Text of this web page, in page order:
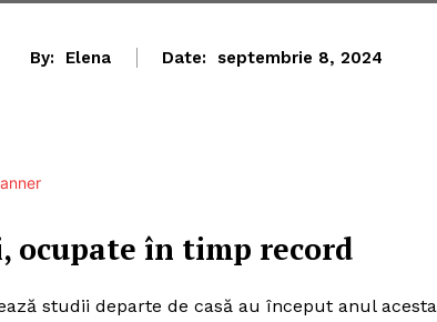
By: Elena Date: septembrie 8, 2024
ocupate în timp record
studii departe de casă au început anul acesta